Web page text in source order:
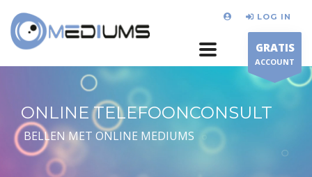
LOG IN
GRATIS
ACCOUNT
ONLINE TELEFOONCONSULT
BELLEN MET ONLINE MEDIUMS